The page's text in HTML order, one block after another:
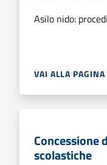
Asilo nido:
VAI ALLA PAGINA
Concessione
scolastiche